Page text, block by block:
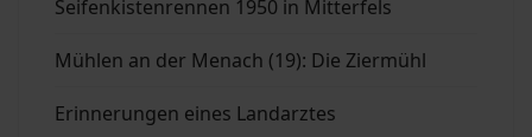
Seifenkistenrennen 1950 in Mitterfels
Mühlen an der Menach (19): Die Ziermühl
Erinnerungen eines Landarztes